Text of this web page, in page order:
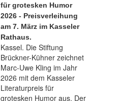
für grotesken Humor
2026 - Preisverleihung
am 7. März im Kasseler
Rathaus.
Kassel. Die Stiftung
Brückner-Kühner zeichnet
Marc-Uwe Kling im Jahr
2026 mit dem Kasseler
Literaturpreis für
grotesken Humor aus. Der